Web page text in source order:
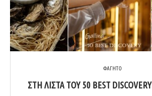
ΦΑΓΗΤΟ
ΣΤΗ ΛΙΣΤΑ ΤΟΥ 50 BEST